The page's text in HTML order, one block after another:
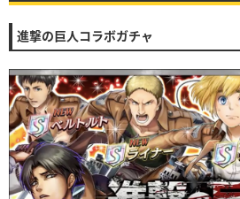
進撃の巨人コラボガチャ